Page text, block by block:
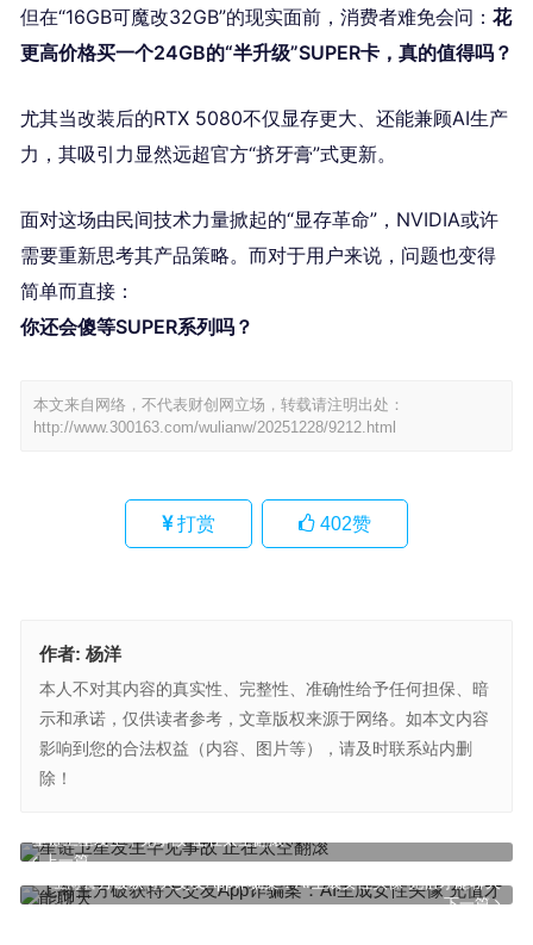
但在“16GB可魔改32GB”的现实面前，消费者难免会问： 花
更高价格买一个24GB的“半升级”SUPER卡，真的值得吗？
尤其当改装后的RTX 5080不仅显存更大、还能兼顾AI生产
力，其吸引力显然远超官方“挤牙膏”式更新。
面对这场由民间技术力量掀起的“显存革命”，NVIDIA或许
需要重新思考其产品策略。而对于用户来说，问题也变得
简单而直接：
你还会傻等SUPER系列吗？
本文来自网络，不代表财创网立场，转载请注明出处：
http://www.300163.com/wulianw/20251228/9212.html
打赏 402赞
作者: 杨洋
本人不对其内容的真实性、完整性、准确性给予任何担保、暗
示和承诺，仅供读者参考，文章版权来源于网络。如本文内容
影响到您的合法权益（内容、图片等），请及时联系站内删
除！
上一篇
星链卫星发生罕见事故 正在太空翻滚
下一篇
上海警方破获特大交友App诈骗案：AI生成女性头像 充值才能聊天